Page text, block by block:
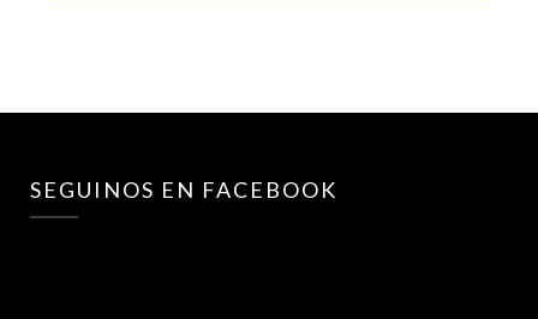
SEGUINOS EN FACEBOOK